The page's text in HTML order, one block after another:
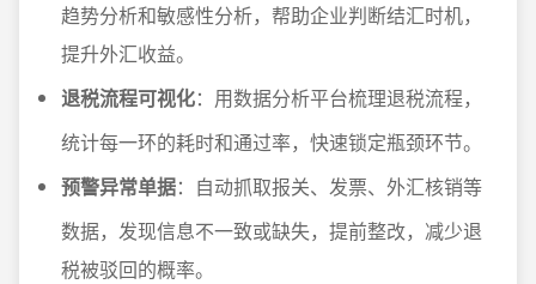
趋势分析和敏感性分析，帮助企业判断结汇时机，
提升外汇收益。
退税流程可视化：用数据分析平台梳理退税流程，
统计每一环的耗时和通过率，快速锁定瓶颈环节。
预警异常单据：自动抓取报关、发票、外汇核销等
数据，发现信息不一致或缺失，提前整改，减少退
税被驳回的概率。